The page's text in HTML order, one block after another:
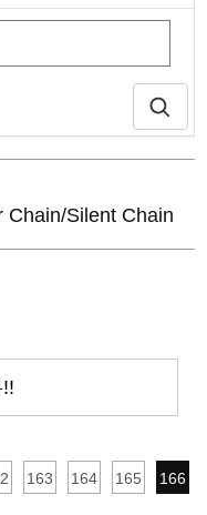
Chain/Silent Chain
163 164 165 166